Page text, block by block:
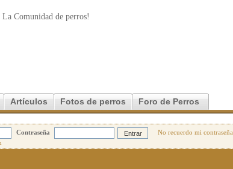
| La Comunidad de perros!
Artículos Fotos de perros Foro de Perros
Contraseña No recuerdo mi contraseña